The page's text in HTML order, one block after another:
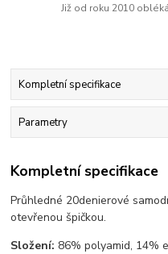
Již od roku 2010
Kompletní specifikace
Parametry
Kompletní specifikace
Průhledné 20denierové
otevřenou špičkou.
Složení: 86% polyamid, 14%